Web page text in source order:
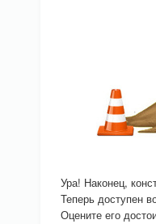
Ура! Наконец,
Теперь доступен
Оцените его